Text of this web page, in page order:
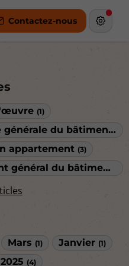
Contactez-nous
(1)
Entreprise générale du bâtiment
appartement (3)
Contractant général du bâtiment
Mars (1) Janvier (1)
2025 (4)